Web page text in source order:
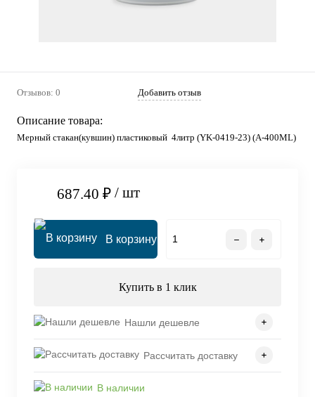
Отзывов: 0 Добавить отзыв
Описание товара:
Мерный стакан(кувшин) пластиковый 4литр (YK-0419-23) (A-400ML)
687.40 ₽ / шт
В корзину
Купить в 1 клик
Нашли дешевле
Рассчитать доставку
В наличии